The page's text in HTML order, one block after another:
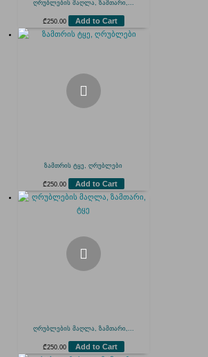
ღრუბლების მაღლა, ზამთარი,...
₾250.00 Add to Cart
ზამთრის ტყე, ღრუბლები
₾250.00 Add to Cart
ღრუბლების მაღლა, ზამთარი,...
₾250.00 Add to Cart